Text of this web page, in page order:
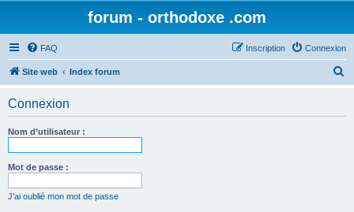
forum - orthodoxe .com
FAQ Connexion
Inscription
Site web Index forum
Connexion
Nom d’utilisateur :
Mot de passe :
J’ai oublié mon mot de passe